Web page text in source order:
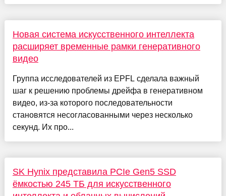
Новая система искусственного интеллекта
расширяет временные рамки генеративного
видео
Группа исследователей из EPFL сделала важный
шаг к решению проблемы дрейфа в генеративном
видео, из-за которого последовательности
становятся несогласованными через несколько
секунд. Их про...
SK Hynix представила PCIe Gen5 SSD
ёмкостью 245 ТБ для искусственного